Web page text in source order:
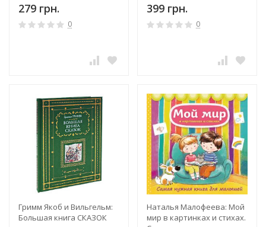
279 грн.
0
399 грн.
0
Гримм Якоб и Вильгельм:
Большая книга СКАЗОК
Наталья Малофеева: Мой
мир в картинках и стихах.